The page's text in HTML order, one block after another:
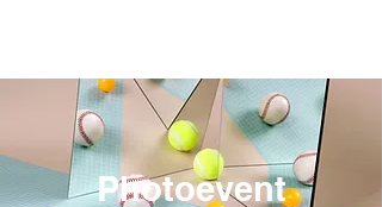
Photoevent